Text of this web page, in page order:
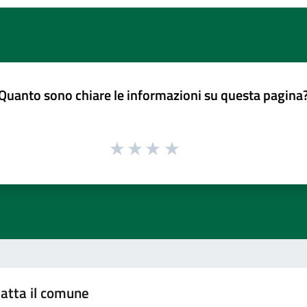
sono chiare le informazioni su questa
il comune